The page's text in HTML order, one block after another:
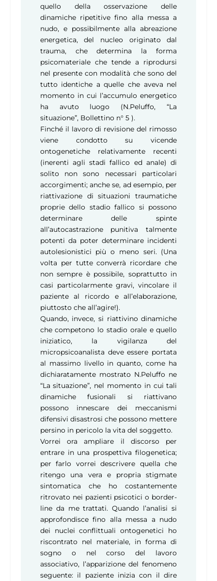
quello della osservazione delle
dinamiche ripetitive fino alla messa a
nudo, e possibilmente alla abreazione
energetica, del nucleo originato dal
trauma, che determina la forma
psicomateriale che tende a riprodursi
nel presente con modalità che sono del
tutto identiche a quelle che aveva nel
momento in cui l’accumulo energetico
ha avuto luogo (N.Peluffo, “La
situazione”, Bollettino n° 5 ).
Finché il lavoro di revisione del rimosso
viene condotto su vicende
ontogenetiche relativamente recenti
(inerenti agli stadi fallico ed anale) di
solito non sono necessari particolari
accorgimenti; anche se, ad esempio, per
riattivazione di situazioni traumatiche
proprie dello stadio fallico si possono
determinare delle spinte
all’autocastrazione punitiva talmente
potenti da poter determinare incidenti
autolesionistici più o meno seri. (Una
volta per tutte converrà ricordare che
non sempre è possibile, soprattutto in
casi particolarmente gravi, vincolare il
paziente al ricordo e all’elaborazione,
piuttosto che all’agire!).
Quando, invece, si riattivino dinamiche
che competono lo stadio orale e quello
iniziatico, la vigilanza del
micropsicoanalista deve essere portata
al massimo livello in quanto, come ha
dichiaratamente mostrato N.Peluffo ne
“La situazione”, nel momento in cui tali
dinamiche fusionali si riattivano
possono innescare dei meccanismi
difensivi disastrosi che possono mettere
persino in pericolo la vita del soggetto.
Vorrei ora ampliare il discorso per
entrare in una prospettiva filogenetica;
per farlo vorrei descrivere quella che
ritengo una vera e propria stigmate
sintomatica che ho costantemente
ritrovato nei pazienti psicotici o border-
line da me trattati. Quando l’analisi si
approfondisce fino alla messa a nudo
dei nuclei conflittuali ontogenetici ho
riscontrato nel materiale, in forma di
sogno o nel corso del lavoro
associativo, l’apparizione del fenomeno
seguente: il paziente inizia con il dire